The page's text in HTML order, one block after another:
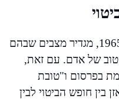
חוק איסור לשון הרע, התשכ"ה-1965, מגדיר מצבים שבהם
של אדם. עם זאת,
בפרסום ו"טובת
בין חופש הביטוי לבין